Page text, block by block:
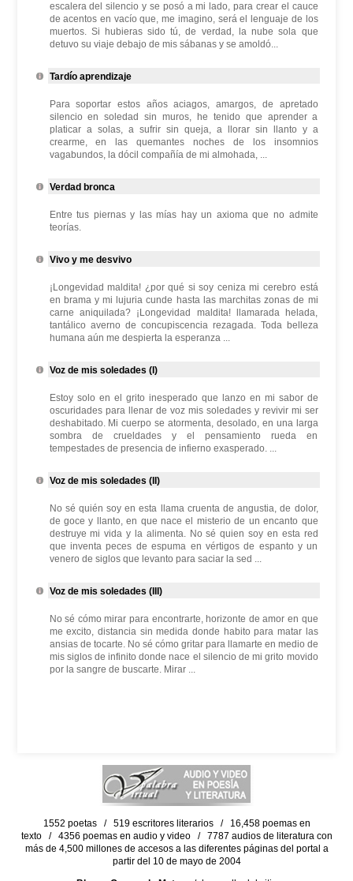
escalera del silencio y se posó a mi lado, para crear el cauce
de acentos en vacío que, me imagino, será el lenguaje de los
muertos. Si hubieras sido tú, de verdad, la nube sola que
detuvo su viaje debajo de mis sábanas y se amoldó...
Tardío aprendizaje
Para soportar estos años aciagos, amargos, de apretado
silencio en soledad sin muros, he tenido que aprender a
platicar a solas, a sufrir sin queja, a llorar sin llanto y a
crearme, en las quemantes noches de los insomnios
vagabundos, la dócil compañía de mi almohada, ...
Verdad bronca
Entre tus piernas y las mías hay un axioma que no admite
teorías.
Vivo y me desvivo
¡Longevidad maldita! ¿por qué si soy ceniza mi cerebro está
en brama y mi lujuria cunde hasta las marchitas zonas de mi
carne aniquilada? ¡Longevidad maldita! llamarada helada,
tantálico averno de concupiscencia rezagada. Toda belleza
humana aún me despierta la esperanza ...
Voz de mis soledades (I)
Estoy solo en el grito inesperado que lanzo en mi sabor de
oscuridades para llenar de voz mis soledades y revivir mi ser
deshabitado. Mi cuerpo se atormenta, desolado, en una larga
sombra de crueldades y el pensamiento rueda en
tempestades de presencia de infierno exasperado. ...
Voz de mis soledades (II)
No sé quién soy en esta llama cruenta de angustia, de dolor,
de goce y llanto, en que nace el misterio de un encanto que
destruye mi vida y la alimenta. No sé quien soy en esta red
que inventa peces de espuma en vértigos de espanto y un
venero de siglos que levanto para saciar la sed ...
Voz de mis soledades (III)
No sé cómo mirar para encontrarte, horizonte de amor en que
me excito, distancia sin medida donde habito para matar las
ansias de tocarte. No sé cómo gritar para llamarte en medio de
mis siglos de infinito donde nace el silencio de mi grito movido
por la sangre de buscarte. Mirar ...
1552 poetas / 519 escritores literarios / 16,458 poemas en
texto / 4356 poemas en audio y video / 7787 audios de literatura con
más de 4,500 millones de accesos a las diferentes páginas del portal a
partir del 10 de mayo de 2004